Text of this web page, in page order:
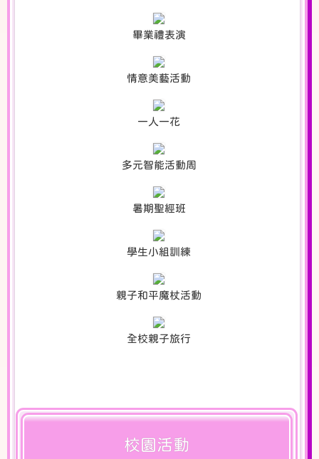
畢業禮表演
情意美藝活動
一人一花
多元智能活動周
暑期聖經班
學生小組訓練
親子和平魔杖活動
全校親子旅行
校園活動